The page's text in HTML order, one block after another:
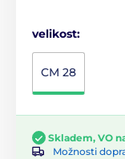
velikost:
CM 28
Skladem, VO
Možnosti